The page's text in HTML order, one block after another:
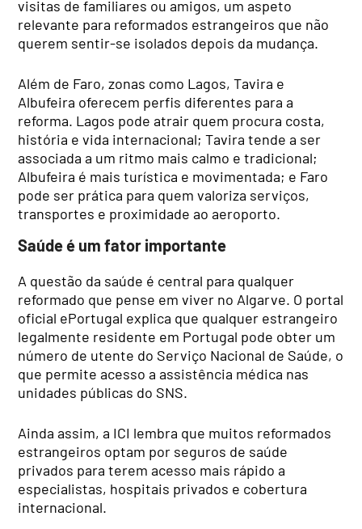
visitas de familiares ou amigos, um aspeto
relevante para reformados estrangeiros que não
querem sentir-se isolados depois da mudança.
Além de Faro, zonas como Lagos, Tavira e
Albufeira oferecem perfis diferentes para a
reforma. Lagos pode atrair quem procura costa,
história e vida internacional; Tavira tende a ser
associada a um ritmo mais calmo e tradicional;
Albufeira é mais turística e movimentada; e Faro
pode ser prática para quem valoriza serviços,
transportes e proximidade ao aeroporto.
Saúde é um fator importante
A questão da saúde é central para qualquer
reformado que pense em viver no Algarve. O portal
oficial ePortugal explica que qualquer estrangeiro
legalmente residente em Portugal pode obter um
número de utente do Serviço Nacional de Saúde, o
que permite acesso a assistência médica nas
unidades públicas do SNS.
Ainda assim, a ICI lembra que muitos reformados
estrangeiros optam por seguros de saúde
privados para terem acesso mais rápido a
especialistas, hospitais privados e cobertura
internacional.